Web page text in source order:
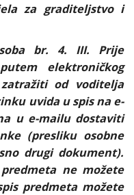
za graditeljstvo i
br. 4. III. Prije
elektroničkog
od voditelja
uvida u spis na e-
u e-mailu dostaviti
(presliku osobne
drugi dokument).
ne možete
predmeta možete